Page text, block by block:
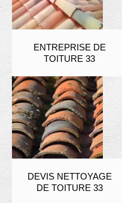
ENTREPRISE DE
TOITURE 33
DEVIS NETTOYAGE
DE TOITURE 33